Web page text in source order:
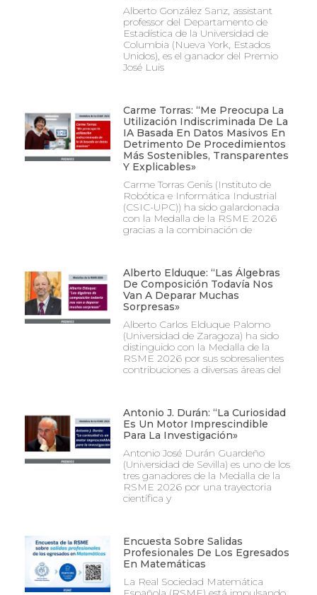
Alberto González Sanz, assistant
professor del Departamento de
Estadística de la Universidad de
Columbia (Nueva York, Estados
Unidos), es el ganador del Premio
José Luis
Carme Torras: “Me Preocupa La
Utilización Indiscriminada De La
IA Basada En Datos Masivos En
Detrimento De Procedimientos
Más Sostenibles, Transparentes
Y Explicables»
Carme Torras Genís (Instituto de
Robótica e Informática Industrial
(CSIC-UPC)) ha sido galardonada
con la Medalla de la RSME 2026
gracias a la combinación de
Alberto Elduque: “Las Álgebras
De Composición Todavía Nos
Van A Deparar Muchas
Sorpresas»
Alberto Carlos Elduque Palomo
(Universidad de Zaragoza) ha sido
distinguido con la Medalla de la
RSME 2026 por sus sobresalientes
contribuciones a diversas áreas del
Antonio J. Durán: “La Curiosidad
Es Un Motor Imprescindible
Para La Investigación»
Antonio José Durán Guardeño
(Universidad de Sevilla) es uno de los
tres ganadores de la Medalla de la
RSME 2026 por una trayectoria
científica y
Encuesta Sobre Salidas
Profesionales De Los Egresados
En Matemáticas
La Real Sociedad Matemática